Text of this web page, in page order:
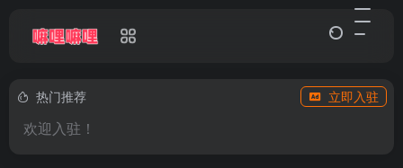
热门推荐 立即入驻
欢迎入驻！